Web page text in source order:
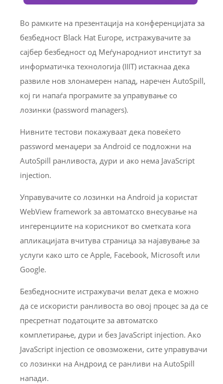
Во рамките на презентација на конференцијата за
безбедност Black Hat Europe, истражувачите за
сајбер безбедност од Меѓународниот институт за
информатичка технологија (IIIT) истакнаа дека
развиле нов злонамерен напад, наречен AutoSpill,
кој ги напаѓа програмите за управување со
лозинки (password managers).
Нивните тестови покажуваат дека повеќето
password менаџери за Android се подложни на
AutoSpill ранливоста, дури и ако нема JavaScript
injection.
Управувачите со лозинки на Android ја користат
WebView framework за автоматско внесување на
ингеренциите на корисникот во сметката кога
апликацијата вчитува страница за најавување за
услуги како што се Apple, Facebook, Microsoft или
Google.
Безбедносните истражувачи велат дека е можно
да се искористи ранливоста во овој процес за да се
пресретнат податоците за автоматско
комплетирање, дури и без JavaScript injection. Ако
JavaScript injection се овозможени, сите управувачи
со лозинки на Андроид се ранливи на AutoSpill
напади.